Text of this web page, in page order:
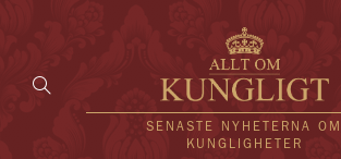
SENASTE NYHETERNA OM
KUNGLIGHETER